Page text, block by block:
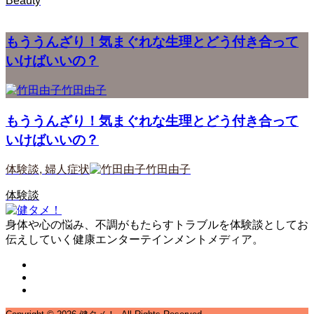
もううんざり！気まぐれな生理とどう付き合って
いけばいいの？
竹田由子
もううんざり！気まぐれな生理とどう付き合って
いけばいいの？
体験談, 婦人症状 竹田由子
体験談
身体や心の悩み、不調がもたらすトラブルを体験談としてお
伝えしていく健康エンターテインメントメディア。